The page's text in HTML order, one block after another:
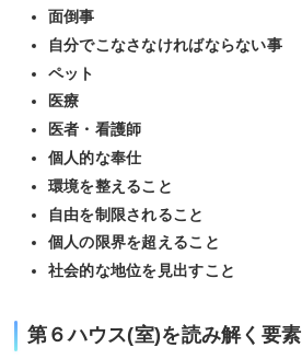
面倒事
自分でこなさなければならない事
ペット
医療
医者・看護師
個人的な奉仕
環境を整えること
自由を制限されること
個人の限界を超えること
社会的な地位を見出すこと
第６ハウス(室)を読み解く要素